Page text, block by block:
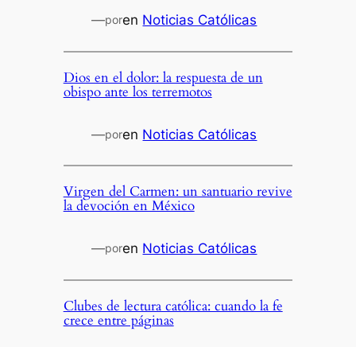
—poren Noticias Católicas
Dios en el dolor: la respuesta de un
obispo ante los terremotos
—poren Noticias Católicas
Virgen del Carmen: un santuario revive
la devoción en México
—poren Noticias Católicas
Clubes de lectura católica: cuando la fe
crece entre páginas